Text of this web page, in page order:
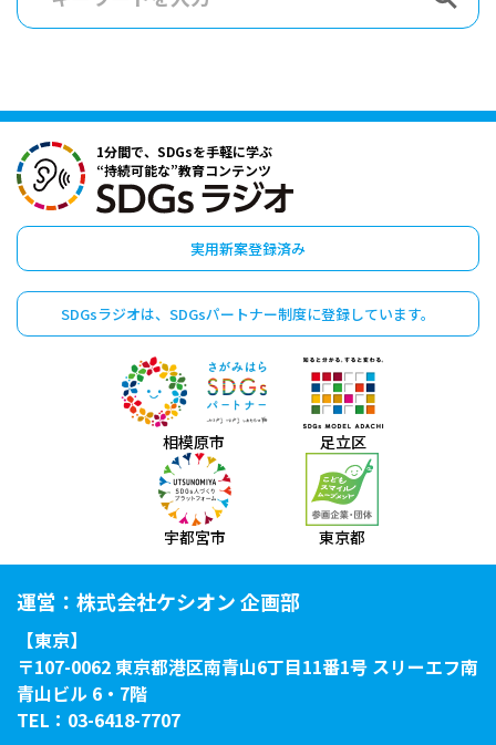
1分間で、SDGsを手軽に学ぶ
“持続可能な”教育コンテンツ
実用新案登録済み
SDGsラジオは、 SDGsパートナー制度に登録しています。
相模原市 足立区
宇都宮市 東京都
運営：株式会社ケシオン 企画部
【東京】
〒107-0062 東京都港区南青山6丁目11番1号 スリーエフ南
青山ビル 6・7階
TEL：03-6418-7707